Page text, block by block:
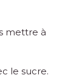
mettre à
le sucre.